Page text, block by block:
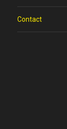
Contact